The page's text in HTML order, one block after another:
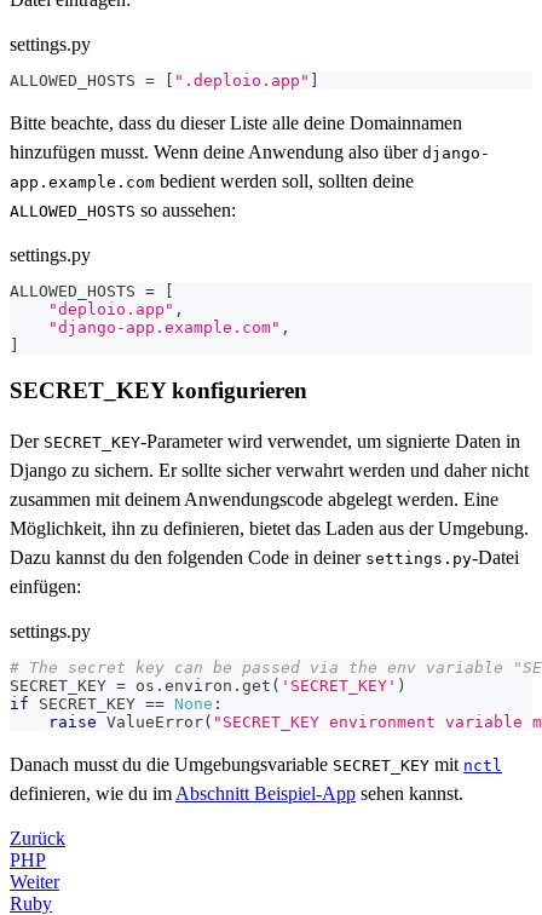
settings.py
ALLOWED_HOSTS = ".deploio.app"
Bitte beachte, dass du dieser Liste alle deine Domainnamen
hinzufügen musst. Wenn deine Anwendung also über django-
app.example.com bedient werden soll, sollten deine
ALLOWED_HOSTS so aussehen:
settings.py
ALLOWED_HOSTS =
"deploio.app" ,
"django-app.example.com" ,
SECRET_KEY konfigurieren
Der SECRET_KEY-Parameter wird verwendet, um signierte Daten in
Django zu sichern. Er sollte sicher verwahrt werden und daher nicht
zusammen mit deinem Anwendungscode abgelegt werden. Eine
Möglichkeit, ihn zu definieren, bietet das Laden aus der Umgebung.
Dazu kannst du den folgenden Code in deiner settings.py-Datei
einfügen:
settings.py
# The secret key can be passed via the env variable
SECRET_KEY = os . environ . get ( 'SECRET_KEY' )
if SECRET_KEY == None :
raise ValueError( "SECRET_KEY environment variable
Danach musst du die Umgebungsvariable SECRET_KEY mit nctl
definieren, wie du im Abschnitt Beispiel-App sehen kannst.
Zurück
PHP
Weiter
Ruby